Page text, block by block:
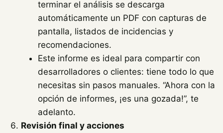
terminar el análisis se descarga
automáticamente un PDF con capturas de
pantalla, listados de incidencias y
recomendaciones.
Este informe es ideal para compartir con
desarrolladores o clientes: tiene todo lo que
necesitas sin pasos manuales. “Ahora con la
opción de informes, ¡es una gozada!”, te
adelanto.
Revisión final y acciones